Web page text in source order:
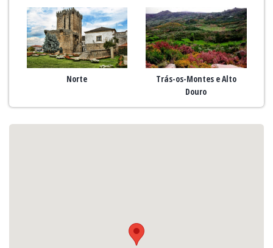
Norte
Trás-os-Montes e Alto
Douro